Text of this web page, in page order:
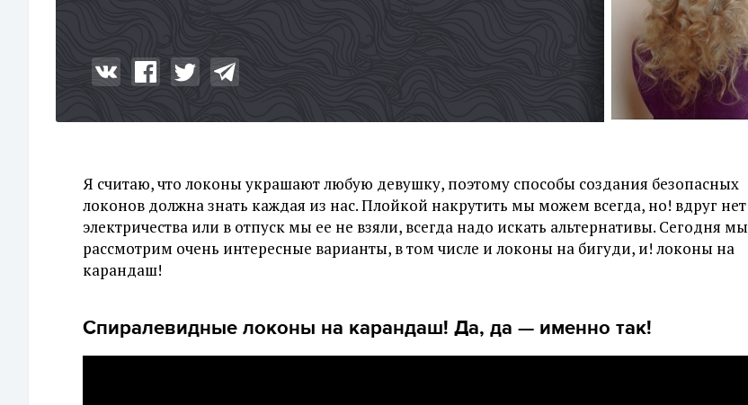
Я считаю, что локоны украшают любую девушку, поэтому способы создания безопасных
локонов должна знать каждая из нас. Плойкой накрутить мы можем всегда, но! вдруг нет
электричества или в отпуск мы ее не взяли, всегда надо искать альтернативы. Сегодня мы
рассмотрим очень интересные варианты, в том числе и локоны на бигуди, и! локоны на
карандаш!
Спиралевидные локоны на карандаш! Да, да — именно так!